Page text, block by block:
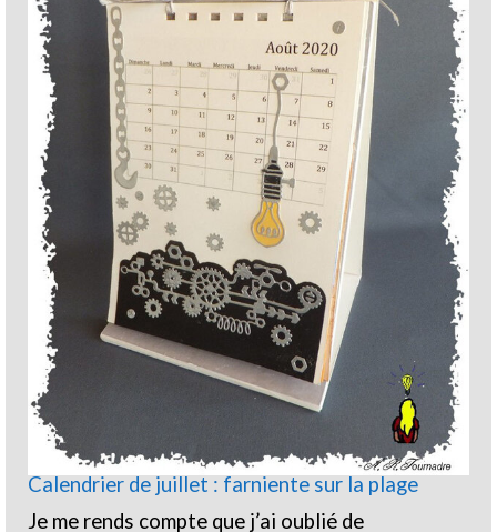
Calendrier de juillet : farniente sur la plage
Je me rends compte que j’ai oublié de